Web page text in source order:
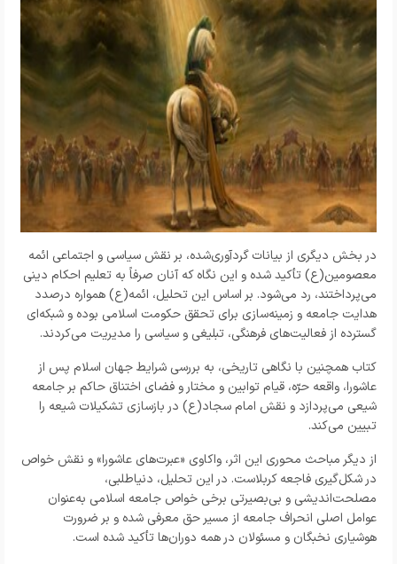
در بخش دیگری از بیانات گردآوری‌شده، بر نقش سیاسی و اجتماعی ائمه
معصومین(ع) تأکید شده و این نگاه که آنان صرفاً به تعلیم احکام دینی
می‌پرداختند، رد می‌شود. بر اساس این تحلیل، ائمه(ع) همواره درصدد
هدایت جامعه و زمینه‌سازی برای تحقق حکومت اسلامی بوده و شبکه‌ای
گسترده از فعالیت‌های فرهنگی، تبلیغی و سیاسی را مدیریت می‌کردند.
کتاب همچنین با نگاهی تاریخی، به بررسی شرایط جهان اسلام پس از
عاشورا، واقعه حرّه، قیام توابین و مختار و فضای اختناق حاکم بر جامعه
شیعی می‌پردازد و نقش امام سجاد(ع) در بازسازی تشکیلات شیعه را
تبیین می‌کند.
از دیگر مباحث محوری این اثر، واکاوی «عبرت‌های عاشورا» و نقش خواص
در شکل‌گیری فاجعه کربلاست. در این تحلیل، دنیاطلبی،
مصلحت‌اندیشی و بی‌بصیرتی برخی خواص جامعه اسلامی به‌عنوان
عوامل اصلی انحراف جامعه از مسیر حق معرفی شده و بر ضرورت
هوشیاری نخبگان و مسئولان در همه دوران‌ها تأکید شده است.